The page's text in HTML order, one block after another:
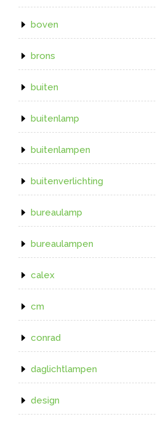
boven
brons
buiten
buitenlamp
buitenlampen
buitenverlichting
bureaulamp
bureaulampen
calex
cm
conrad
daglichtlampen
design